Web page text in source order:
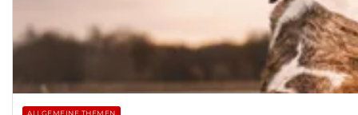
ALLGEMEINE THEMEN